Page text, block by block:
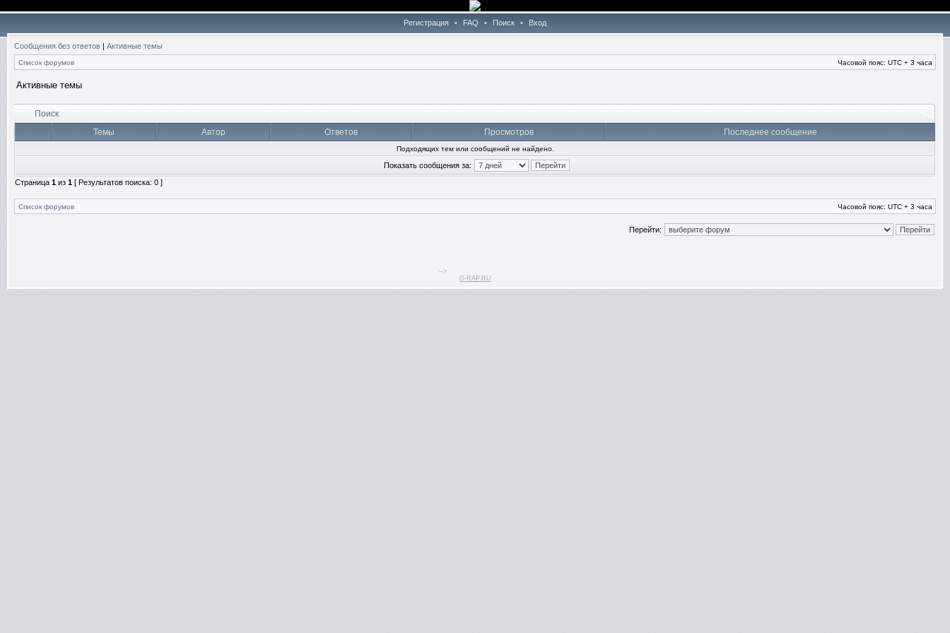
Регистрация • FAQ • Поиск • Вход
Сообщения без ответов | Активные темы
Список форумов Часовой пояс: UTC + 3 часа
Активные темы
Поиск
Темы
Автор Ответов Просмотров Последнее сообщение
Подходящих тем или сообщений не найдено.
Показать сообщения за:
Страница 1 из 1 [ Результатов поиска: 0 ]
Список форумов Часовой пояс: UTC + 3 часа
Перейти:
-->
G-RAP.RU